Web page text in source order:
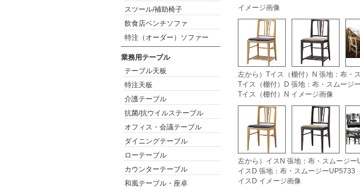
イメージ画像
左から）Tイス（棚付）N 張地：布・
Tイス（棚付）D 張地：布・スムージ
Tイス（棚付）N イメージ画像
左から）イスN 張地：布・スムージー
イスD 張地：布・スムージーUP5733
イスD イメージ画像
スツール/補助椅子
飲食店ベンチソファ
特注（オーダー）ソファー
業務用テーブル
テーブル天板
特注天板
介護テーブル
抗菌/抗ウイルステーブル
オフィス・会議テーブル
ダイニングテーブル
ローテーブル
カウンターテーブル
和風テーブル・座卓